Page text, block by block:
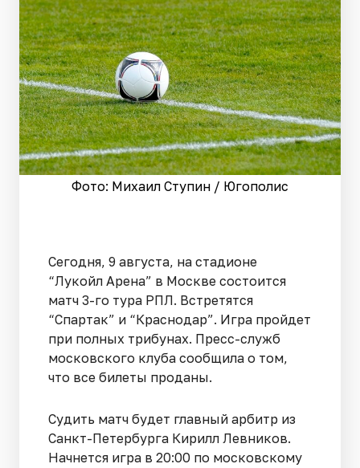
Фото: Михаил Ступин / Югополис
Сегодня, 9 августа, на стадионе
“Лукойл Арена” в Москве состоится
матч 3-го тура РПЛ. Встретятся
“Спартак” и “Краснодар”. Игра пройдет
при полных трибунах. Пресс-служб
московского клуба сообщила о том,
что все билеты проданы.
Судить матч будет главный арбитр из
Санкт-Петербурга Кирилл Левников.
Начнется игра в 20:00 по московскому